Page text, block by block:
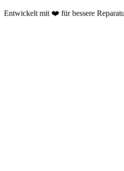
Entwickelt mit ❤️ für bessere